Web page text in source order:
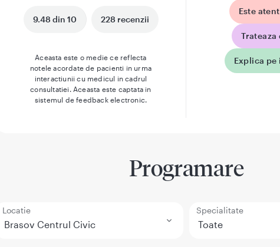
9.48 din 10 228 recenzii
Aceasta este o medie ce reflecta
notele acordate de pacienti in urma
interactiunii cu medicul in cadrul
consultatiei. Aceasta este captata in
sistemul de feedback electronic.
Este
Trateaza
Explica pe
Programare
Locatie Specialitate